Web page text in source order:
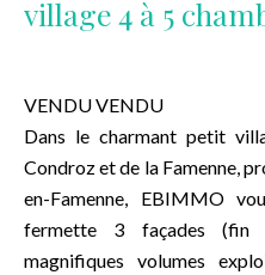
village 4 à 5
VENDU VENDU
Dans le charmant petit
Condroz et de la Famenne,
en-Famenne, EBIMMO
fermette 3 façades (fin
magnifiques volumes